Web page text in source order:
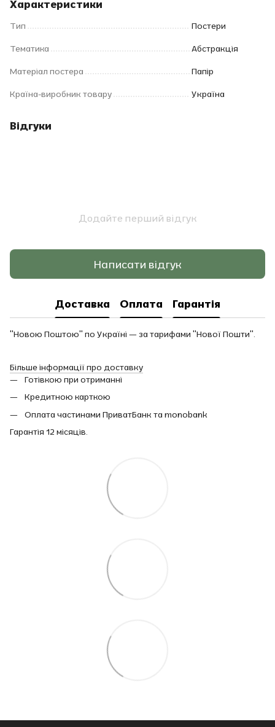
Характеристики
Тип Постери
Тематика Абстракція
Матеріал постера Папір
Країна-виробник товару Україна
Відгуки
Додайте перший відгук
Написати відгук
Доставка Оплата Гарантія
"Новою Поштою" по Україні — за тарифами "Нової Пошти".
Більше інформації про доставку
Готівкою при отриманні
Кредитною карткою
Оплата частинами ПриватБанк та monobank
Гарантія 12 місяців.